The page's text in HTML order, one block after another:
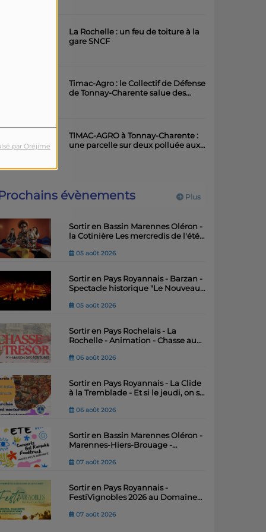
par Orejime
La Rochelle : un feu de toiture à la
gare SNCF
Timac-Agro : le Collectif de Défense
de Tonnay-Charente salue des
TIMAC-AGRO à Tonnay-Charente :
une parcelle sur deux polluée aux
Plus
évènements
Sortir en Bassin Marennes Oléron -
la Cotinière Les mercredis de l'été -
05 août 2026
Sortir en Pays Royannais - Barzan -
Spectacle historique "Le Nouveau
05 août 2026
Sortir en Pays Rochelais - La
Rochelle - Animation - Chasse au
06 août 2026
Sortir en Pays Royannais - La Clide
à la Tremblade - Et si le jeudi, on se
06 août 2026
Sortir en Bassin Marennes Oléron -
Marennes-Hiers-Brouage -
musicales pour animer l’été .
07 août 2026
Sortir en Pays Royannais -
FestiVignobles 2026 au Domaine
Voyage
07 août 2026